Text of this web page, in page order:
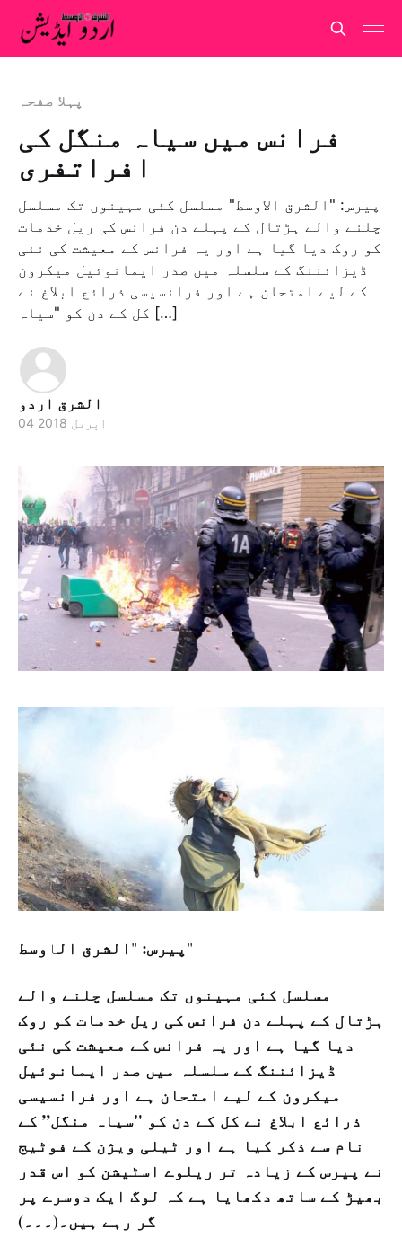
پہلا صفحہ
فرانس میں سیاہ منگل کی
افراتفری
پیرس: "الشرق الاوسط" مسلسل کئی مہینوں تک مسلسل
چلنے والے ہڑتال کے پہلے دن فرانس کی ریل خدمات
کو روک دیا گیا ہے اور یہ فرانس کے معیشت کی نئی
ڈیزائننگ کے سلسلہ میں صدر ایمانوئیل میکرون
کے لیے امتحان ہے اور فرانسیسی ذرائع ابلاغ نے
کل کے دن کو "سیاہ […]
الشرق اردو
04 اپریل 2018
پیرس: " الشرق الا وسط "
مسلسل کئی مہینوں تک مسلسل چلنے والے
ہڑتال کے پہلے دن فرانس کی ریل خدمات کو روک
دیا گیا ہے اور یہ فرانس کے معیشت کی نئی
ڈیزائننگ کے سلسلہ میں صدر ایمانوئیل
میکرون کے لیے امتحان ہے اور فرانسیسی
ذرائع ابلاغ نے کل کے دن کو "سیاہ منگل” کے
نام سے ذکر کیا ہے اور ٹیلی ویژن کے فوٹیج
نے پیرس کے زیادہ تر ریلوے اسٹیشن کو اس قدر
بھیڑ کے ساتھ دکھایا ہے کہ لوگ ایک دوسرے پر
گر رہے ہیں۔(۔۔۔)